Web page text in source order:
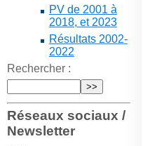
PV de 2001 à
2018, et 2023
Résultats 2002-
2022
Rechercher :
Réseaux sociaux /
Newsletter